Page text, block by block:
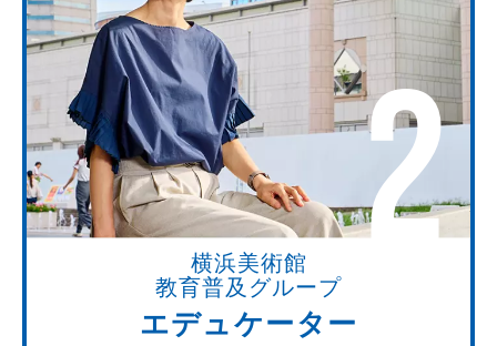
2
横浜美術館
教育普及グループ
エデュケーター